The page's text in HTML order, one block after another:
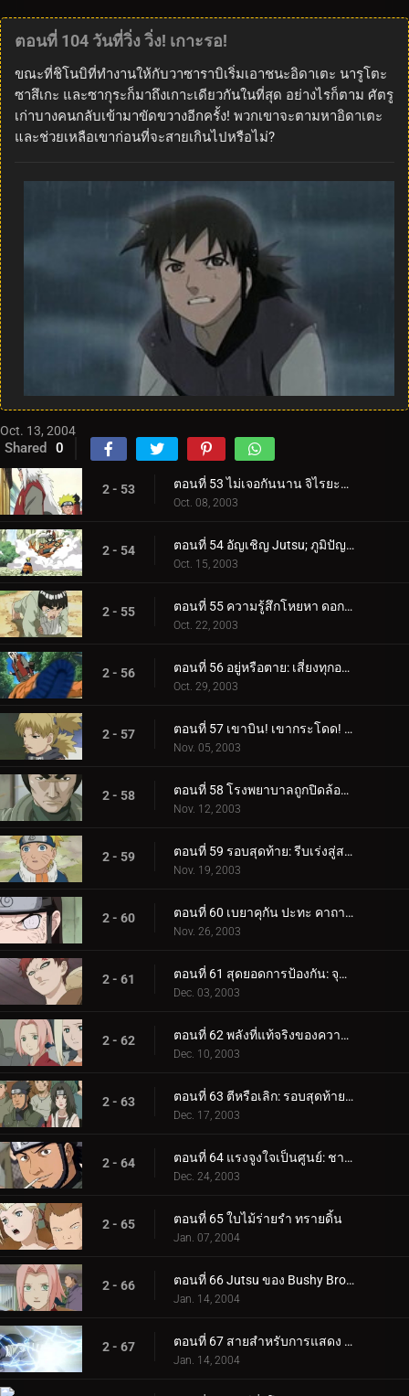
ตอนที่ 104 วันที่วิ่ง วิ่ง! เกาะรอ!
ขณะที่ชิโนบิที่ทำงานให้กับวาซาราบิเริ่มเอาชนะอิดาเตะ นารูโตะ
ซาสึเกะ และซากุระก็มาถึงเกาะเดียวกันในที่สุด อย่างไรก็ตาม ศัตรู
เก่าบางคนกลับเข้ามาขัดขวางอีกครั้ง! พวกเขาจะตามหาอิดาเตะ
และช่วยเหลือเขาก่อนที่จะสายเกินไปหรือไม่?
Oct. 13, 2004
Shared 0
2 - 53 ตอนที่ 53 ไม่เจอกันนาน จิไรยะกลับมาแล้ว!
Oct. 08, 2003
2 - 54 ตอนที่ 54 อัญเชิญ Jutsu; ภูมิปัญญาของคางคกปราชญ์!
Oct. 15, 2003
2 - 55 ตอนที่ 55 ความรู้สึกโหยหา ดอกไม้ที่เต็มไปด้วยความหวัง
Oct. 22, 2003
2 - 56 ตอนที่ 56 อยู่หรือตาย: เสี่ยงทุกอย่างเพื่อชนะทุกสิ่ง!
Oct. 29, 2003
2 - 57 ตอนที่ 57 เขาบิน! เขากระโดด! เขาซุ่มซ่อน! หัวหน้าคางคกปรากฏตัว!
Nov. 05, 2003
2 - 58 ตอนที่ 58 โรงพยาบาลถูกปิดล้อม: มือปีศาจถูกเปิดเผย!
Nov. 12, 2003
2 - 59 ตอนที่ 59 รอบสุดท้าย: รีบเร่งสู่สนามประลอง!
Nov. 19, 2003
2 - 60 ตอนที่ 60 เบยาคุกัน ปะทะ คาถาโคลนเงา!
Nov. 26, 2003
2 - 61 ตอนที่ 61 สุดยอดการป้องกัน: จุดบอดเป็นศูนย์!
Dec. 03, 2003
2 - 62 ตอนที่ 62 พลังที่แท้จริงของความล้มเหลว
Dec. 10, 2003
2 - 63 ตอนที่ 63 ตีหรือเลิก: รอบสุดท้ายจะซับซ้อน!
Dec. 17, 2003
2 - 64 ตอนที่ 64 แรงจูงใจเป็นศูนย์: ชายผู้อิจฉาริษยาคลาวด์!
Dec. 24, 2003
2 - 65 ตอนที่ 65 ใบไม้ร่ายรำ ทรายดิ้น
Jan. 07, 2004
2 - 66 ตอนที่ 66 Jutsu ของ Bushy Brow: สไตล์ซาสึเกะ!
Jan. 14, 2004
2 - 67 ตอนที่ 67 สายสำหรับการแสดง แต่พร้อมที่จะไป! สุดยอดเทคนิคลับเกิดขึ้นแล้ว!
Jan. 14, 2004